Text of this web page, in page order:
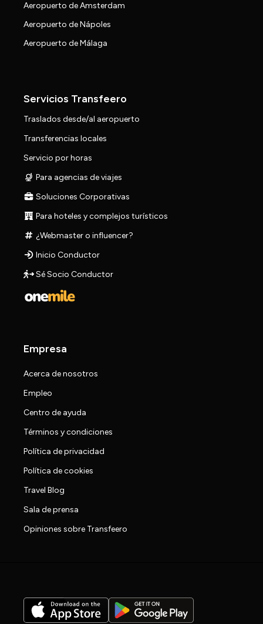
Aeropuerto de Amsterdam
Aeropuerto de Nápoles
Aeropuerto de Málaga
Servicios Transfeero
Traslados desde/al aeropuerto
Transferencias locales
Servicio por horas
Para agencias de viajes
Soluciones Corporativas
Para hoteles y complejos turísticos
¿Webmaster o influencer?
Inicio Conductor
Sé Socio Conductor
Empresa
Acerca de nosotros
Empleo
Centro de ayuda
Términos y condiciones
Política de privacidad
Política de cookies
Travel Blog
Sala de prensa
Opiniones sobre Transfeero